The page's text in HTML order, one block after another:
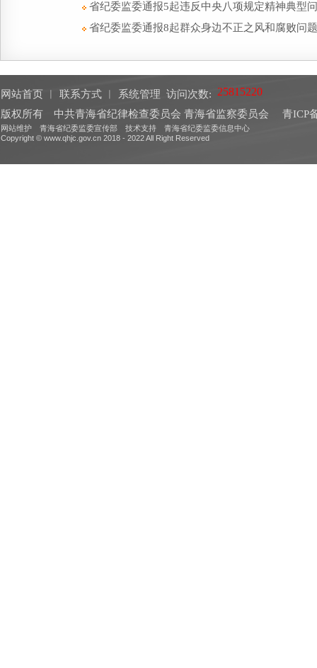
省纪委监委通报5起违反中央八项规定精神典型
省纪委监委通报8起群众身边不正之风和腐败问
网站首页 联系方式 系统管理 访问次数:
版权所有 中共青海省纪律检查委员会 青海省监察委员会
青ICP
网站维护 青海省纪委监委宣传部 技术支持 青海省纪委监委信息中心
Copyright © www.qhjc.gov.cn 2018 - 2022 All Right Reserved